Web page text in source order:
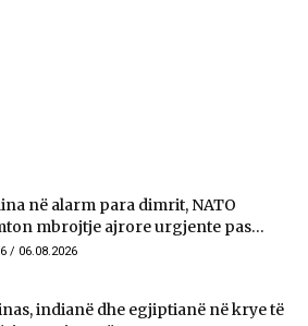
në alarm para dimrit, NATO
mbrojtje ajrore urgjente pas...
/ 06.08.2026
indianë dhe egjiptianë në krye të